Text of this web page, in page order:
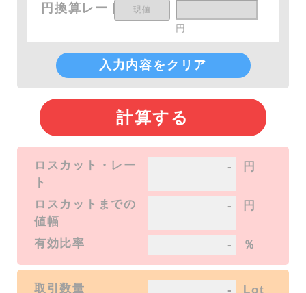
円換算レート
円
ロスカット・レー
ト
- 円
ロスカットまでの
値幅
- 円
有効比率 - ％
取引数量 - Lot